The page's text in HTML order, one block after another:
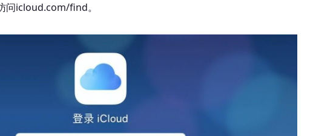
问icloud.com/find。